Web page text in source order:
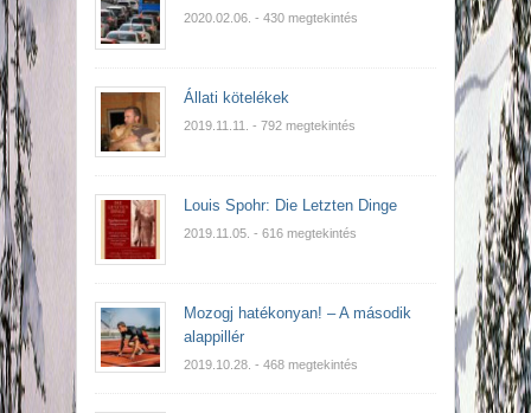
2020.02.06. - 430 megtekintés
Állati kötelékek
2019.11.11. - 792 megtekintés
Louis Spohr: Die Letzten Dinge
2019.11.05. - 616 megtekintés
Mozogj hatékonyan! – A második
alappillér
2019.10.28. - 468 megtekintés